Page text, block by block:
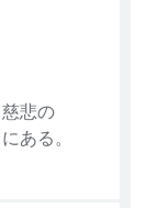
悲の
ある。